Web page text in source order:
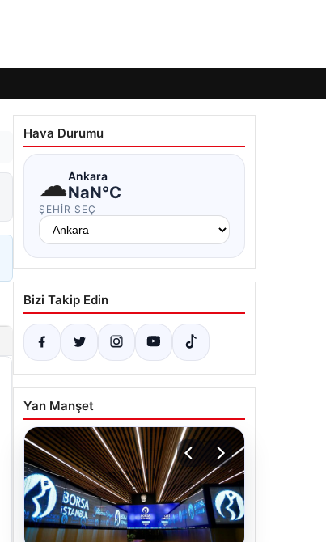
Hava Durumu
☁Ankara
NaN°C
ŞEHIR SEÇ
Bizi Takip Edin
Yan Manşet